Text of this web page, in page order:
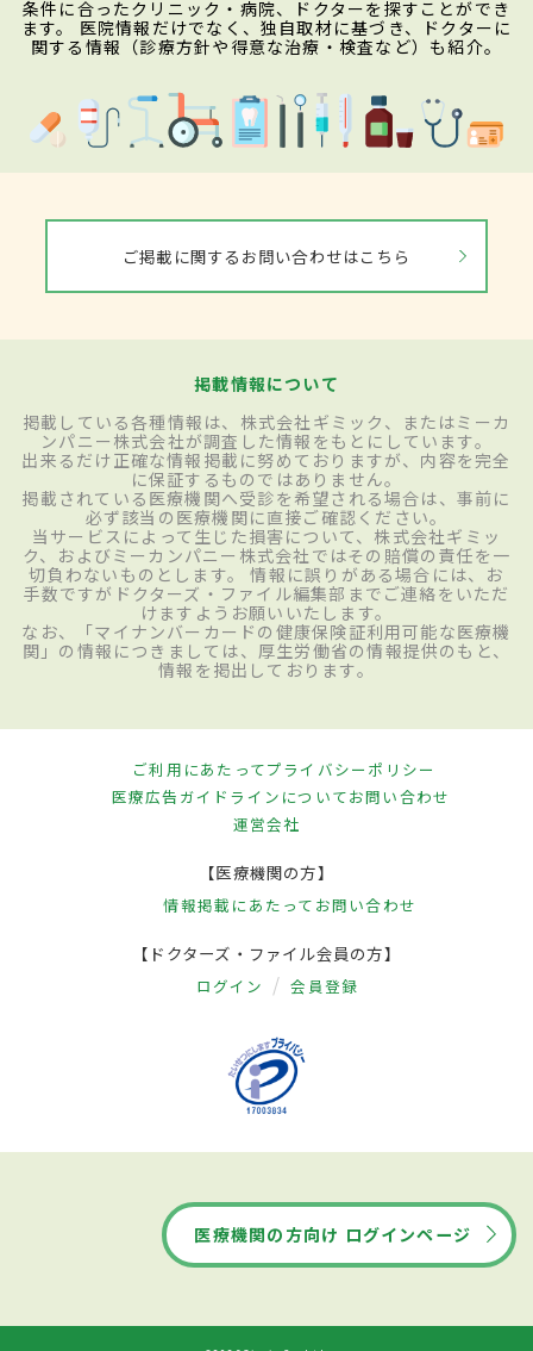
条件に合ったクリニック・病院、ドクターを探すことができ
ます。 医院情報だけでなく、独自取材に基づき、ドクターに
関する情報（診療方針や得意な治療・検査など）も紹介。
ご掲載に関するお問い合わせはこちら
掲載情報について
掲載している各種情報は、株式会社ギミック、またはミーカ
ンパニー株式会社が調査した情報をもとにしています。
出来るだけ正確な情報掲載に努めておりますが、内容を完全
に保証するものではありません。
掲載されている医療機関へ受診を希望される場合は、事前に
必ず該当の医療機関に直接ご確認ください。
当サービスによって生じた損害について、株式会社ギミッ
ク、およびミーカンパニー株式会社ではその賠償の責任を一
切負わないものとします。 情報に誤りがある場合には、お
手数ですがドクターズ・ファイル編集部までご連絡をいただ
けますようお願いいたします。
なお、「マイナンバーカードの健康保険証利用可能な医療機
関」の情報につきましては、厚生労働省の情報提供のもと、
情報を掲出しております。
ご利用にあたってプライバシーポリシー
医療広告ガイドラインについてお問い合わせ
運営会社
【医療機関の方】
情報掲載にあたって お問い合わせ
【ドクターズ・ファイル会員の方】
ログイン 会員登録
医療機関の方向け ログインページ